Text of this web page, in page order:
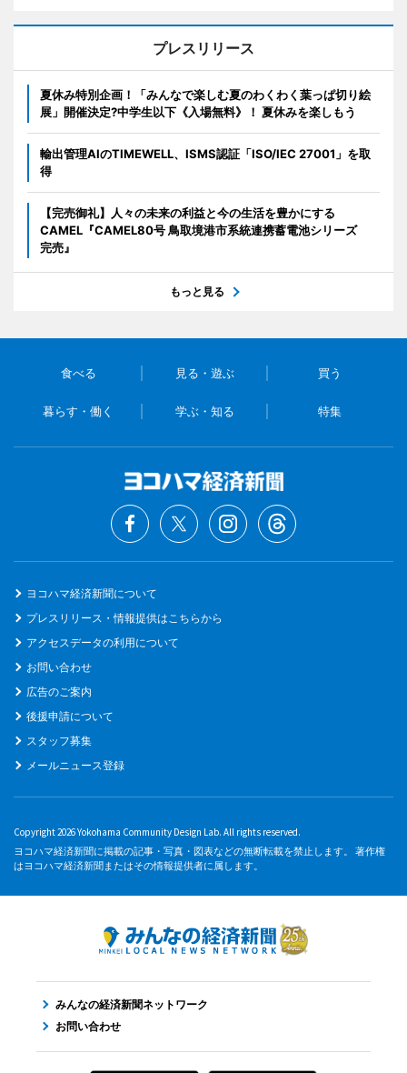
プレスリリース
夏休み特別企画！「みんなで楽しむ夏のわくわく葉っぱ切り絵
展」開催決定?中学生以下《入場無料》！ 夏休みを楽しもう
輸出管理AIのTIMEWELL、ISMS認証「ISO/IEC 27001」を取
得
【完売御礼】人々の未来の利益と今の生活を豊かにする
CAMEL『CAMEL80号 鳥取境港市系統連携蓄電池シリーズ
完売』
もっと見る
食べる 見る・遊ぶ 買う
暮らす・働く 学ぶ・知る 特集
ヨコハマ経済新聞について
プレスリリース・情報提供はこちらから
アクセスデータの利用について
お問い合わせ
広告のご案内
後援申請について
スタッフ募集
メールニュース登録
Copyright 2026 Yokohama Community Design Lab. All rights reserved.
ヨコハマ経済新聞に掲載の記事・写真・図表などの無断転載を禁止します。 著作権
はヨコハマ経済新聞またはその情報提供者に属します。
みんなの経済新聞ネットワーク
お問い合わせ